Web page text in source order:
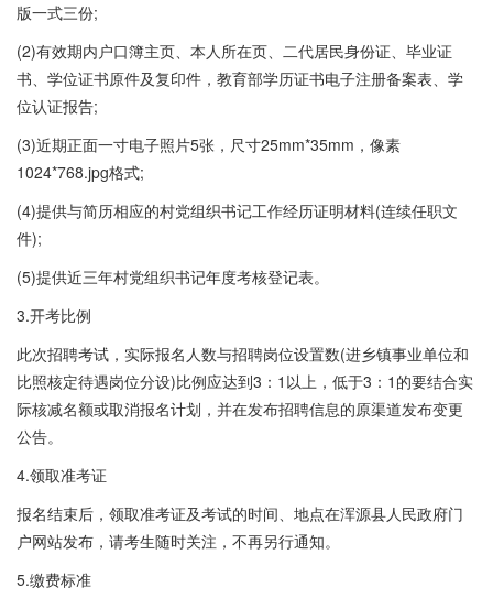
版一式三份;
(2)有效期内户口簿主页、本人所在页、二代居民身份证、毕业证
书、学位证书原件及复印件，教育部学历证书电子注册备案表、学
位认证报告;
(3)近期正面一寸电子照片5张，尺寸25mm*35mm，像素
1024*768.jpg格式;
(4)提供与简历相应的村党组织书记工作经历证明材料(连续任职文
件);
(5)提供近三年村党组织书记年度考核登记表。
3.开考比例
此次招聘考试，实际报名人数与招聘岗位设置数(进乡镇事业单位和
比照核定待遇岗位分设)比例应达到3：1以上，低于3：1的要结合实
际核减名额或取消报名计划，并在发布招聘信息的原渠道发布变更
公告。
4.领取准考证
报名结束后，领取准考证及考试的时间、地点在浑源县人民政府门
户网站发布，请考生随时关注，不再另行通知。
5.缴费标准